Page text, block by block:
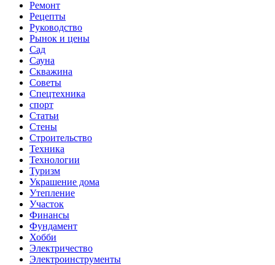
Ремонт
Рецепты
Руководство
Рынок и цены
Сад
Сауна
Скважина
Советы
Спецтехника
спорт
Статьи
Стены
Строительство
Техника
Технологии
Туризм
Украшение дома
Утепление
Участок
Финансы
Фундамент
Хобби
Электричество
Электроинструменты